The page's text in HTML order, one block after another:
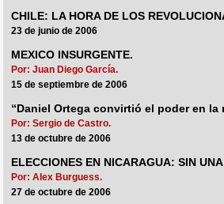
CHILE: LA HORA DE LOS
23 de junio de 2006
MEXICO INSURGENTE.
Por: Juan Diego García.
15 de septiembre de 2006
“Daniel Ortega convirtió el poder en la
Por: Sergio de Castro.
13 de octubre de 2006
ELECCIONES EN NICARAGUA: SIN
Por: Alex Burguess.
27 de octubre de 2006